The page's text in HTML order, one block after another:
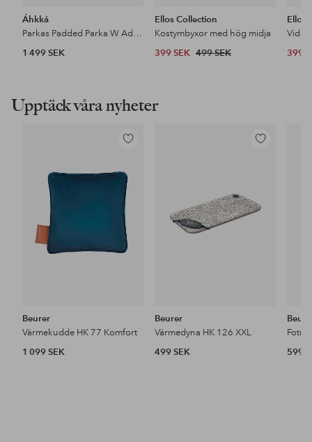
Áhkká
Parkas Padded Parka W Adjustable Waist
1 499 SEK
Ellos Collection
Kostymbyxor med hög midja
399 SEK 499 SEK
Ellos
399
Upptäck våra nyheter
Lägg
i
favoriter
Beurer
Värmekudde HK 77 Komfort
1 099 SEK
Lägg
Beurer
Värmedyna HK 126 XXL
499 SEK
599